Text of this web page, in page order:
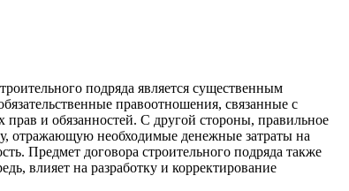
подряда является существенным
правоотношения, связанные с
прав и обязанностей. С другой стороны, правильное
отражающую необходимые денежные затраты на
Предмет договора строительного подряда также
влияет на разработку и корректирование